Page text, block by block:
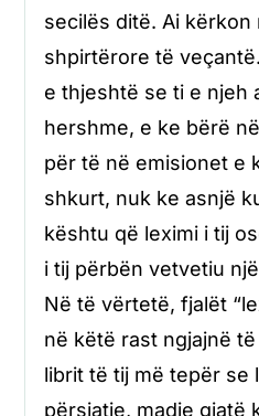
secilës ditë. Ai kërkon
shpirtërore të
e thjeshtë se ti e njeh
hershme, e ke bërë
për të në emisionet e
shkurt, nuk ke asnjë
kështu që leximi i tij
i tij përbën vetvetiu
Në të vërtetë, fjalët
në këtë rast ngjajnë
librit të tij më tepër se
përsiatje, madje gjatë